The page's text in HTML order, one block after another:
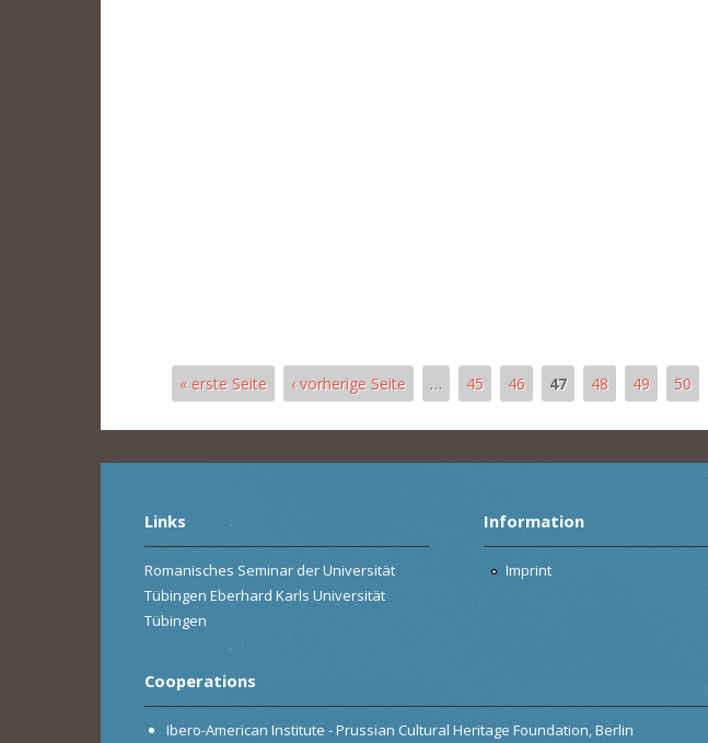
« erste Seite ‹ vorherige Seite … 45 46 47 48 49 50
Links
Romanisches Seminar der Universität
Tübingen Eberhard Karls Universität
Tübingen
Information
Imprint
Cooperations
Ibero-American Institute - Prussian Cultural Heritage Foundation, Berlin